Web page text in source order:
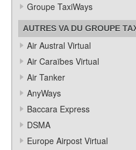
Groupe TaxiWays
AUTRES VA DU GROUPE
Air Austral Virtual
Air Caraïbes Virtual
Air Tanker
AnyWays
Baccara Express
DSMA
Europe Airpost Virtual